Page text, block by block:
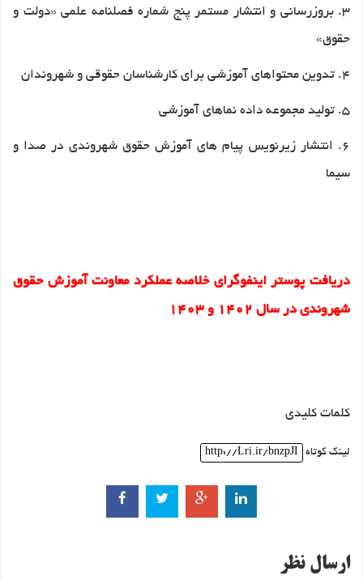
3. بروزرسانی و انتشار مستمر پنج شماره فصلنامه علمی «دولت و
حقوق»
4. تدوین محتواهای آموزشی برای کارشناسان حقوقی و شهروندان
5. تولید مجموعه داده نماهای آموزشی
6. انتشار زیرنویس پیام های آموزش حقوق شهروندی در صدا و
سیما
دریافت پوستر اینفوگرای خلاصه عملکرد معاونت آموزش حقوق
شهروندی در سال 1402 و 1403
کلمات کلیدی
لینک کوتاه http://Lri.ir/bnzpJI
ارسال نظر